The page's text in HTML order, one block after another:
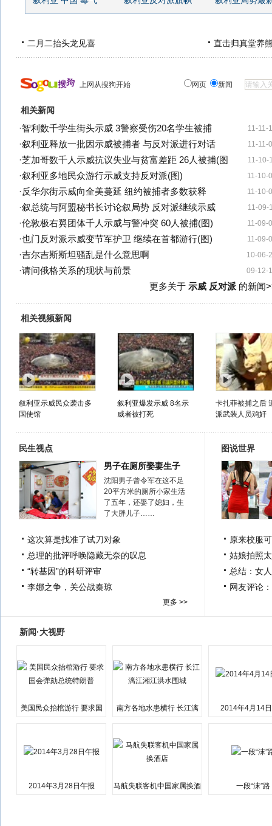
二月二抬头龙见喜 直击归真堂养
上网从搜狗开始 网页 新闻
相关新闻
11-11-
·智利数千学生街头示威 3警察受伤20名学生被捕
11-11-
·叙利亚释放一批因示威被捕者 与反对派进行对话
11-10-
·芝加哥数千人示威抗议失业与贫富差距 26人被捕(图
11-10-
·叙利亚多地民众游行示威支持反对派(图)
11-10-
·反华尔街示威向全美蔓延 纽约被捕者多数获释
11-09-
·叙总统与阿盟秘书长讨论叙局势 反对派继续示威
11-09-
·伦敦极右翼团体千人示威与警冲突 60人被捕(图)
11-09-
·也门反对派示威变节军护卫 继续在首都游行(图)
10-06-
·吉尔吉斯斯坦骚乱是什么意思啊
09-12-
·请问俄格关系的现状与前景
更多关于 示威 反对派的新闻
相关视频新闻
叙利亚示威民众袭击多
国使馆
叙利亚爆发示威 8名示
威者被打死
卡扎菲被捕之后
派武装人员鸡奸
民生视点
男子在厕所娶妻生子
沈阳男子曾令军在这不足
20平方米的厕所小家生活
了五年，还娶了媳妇，生
了大胖儿子……
这次算是找准了试刀对象
总理的批评呼唤隐藏无奈的叹息
“转基因”的科研评审
李娜之争，关公战秦琼
更多 >>
图说世界
原来校服
姑娘拍照
总结：女
网友评论
新闻·大视野
美国民众抬棺游行 要求国
南方各地水患横行 长江漓
2014年4月14
2014年3月28日午报
马航失联客机中国家属换酒
一段“沫”路